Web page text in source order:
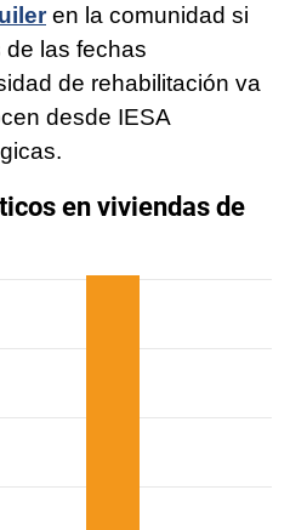
en la comunidad si
de las fechas
de rehabilitación va
desde IESA